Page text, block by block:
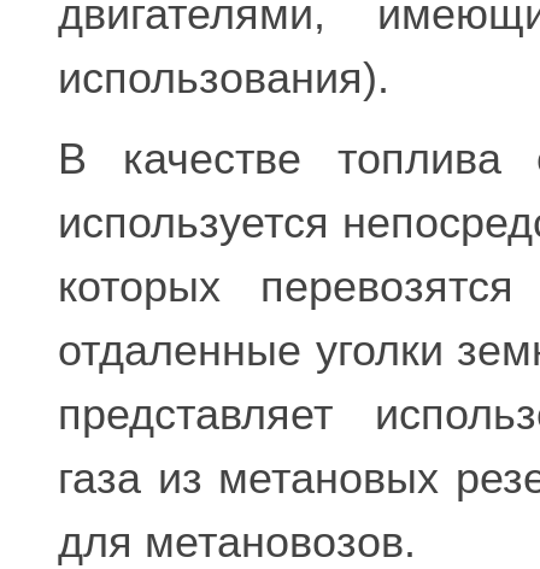
двигателями,
использования).
В качестве топлива
используется
которых
отдаленные уголки
представляет
газа из метановых
для метановозов.